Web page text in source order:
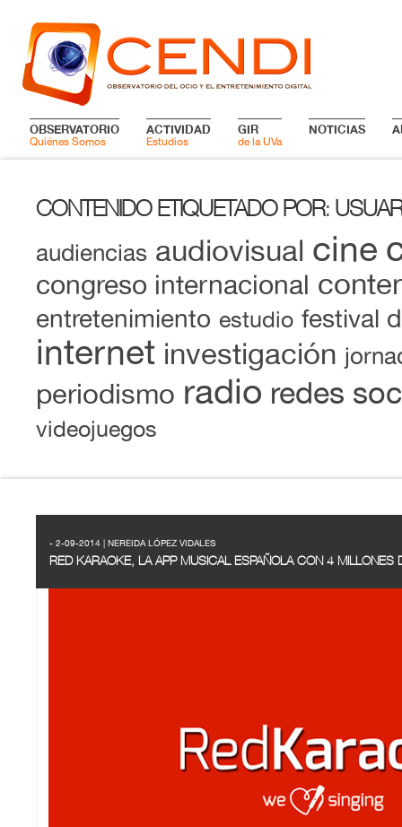
OBSERVATORIO
Quiénes Somos
ACTIVIDAD
Estudios
GIR
de la UVa
NOTICIAS
CONTENIDO ETIQUETADO POR:
audiencias audiovisual cine
congreso internacional
entretenimiento estudio festival
internet investigación
periodismo radio redes
videojuegos
- 2-09-2014 | NEREIDA LÓPEZ VIDALES
RED KARAOKE, LA APP MUSICAL ESPAÑOLA CON 4 MILLONES